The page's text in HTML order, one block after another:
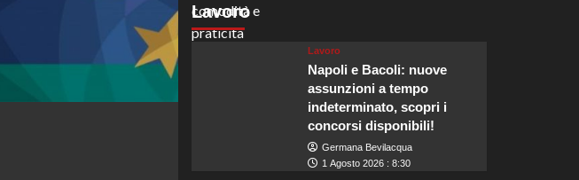
Lavoro
Lavoro
Napoli e Bacoli: nuove
assunzioni a tempo
indeterminato, scopri i
concorsi disponibili!
Germana Bevilacqua
1 Agosto 2026 : 8:30